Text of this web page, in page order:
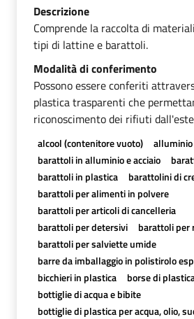
Descrizione
Comprende la raccolta di
tipi di lattine e barattoli.
Modalità di conferimento
Possono essere conferiti
plastica trasparenti che
riconoscimento dei rifiuti
alcool (contenitore vuoto)
alluminio
barattoli in alluminio e acciaio
barattoli in plastica
barattolini di
barattoli per alimenti in polvere
barattoli per articoli di cancelleria
barattoli per detersivi
barattoli per
barattoli per salviette umide
barre da imballaggio in polistirolo
bicchieri in plastica
borse di
bottiglie di acqua e bibite
bottiglie di plastica per acqua, olio,